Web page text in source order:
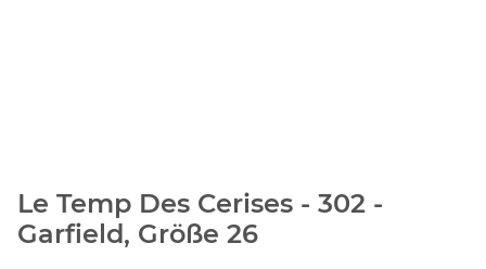
Le Temp Des Cerises - 302 -
Garfield, Größe 26